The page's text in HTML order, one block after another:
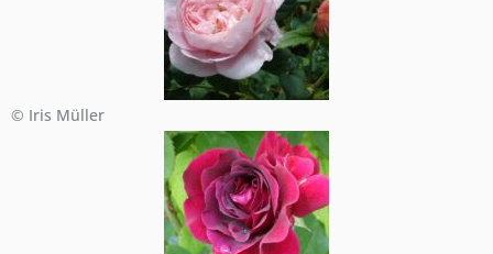
© Iris Müller